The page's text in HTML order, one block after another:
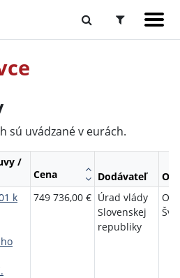
sú uvádzané v eurách.
/
Cena Dodávateľ
k
749 736,00 € Úrad vlády
Slovenskej
republiky